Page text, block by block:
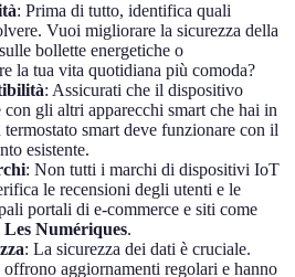
: Prima di tutto, identifica quali
Vuoi migliorare la sicurezza della
bollette energetiche o
la tua vita quotidiana più comoda?
: Assicurati che il dispositivo
gli altri apparecchi smart che hai in
smart deve funzionare con il
esistente.
: Non tutti i marchi di dispositivi IoT
le recensioni degli utenti e le
portali di e-commerce e siti come
Les Numériques.
: La sicurezza dei dati è cruciale.
aggiornamenti regolari e hanno